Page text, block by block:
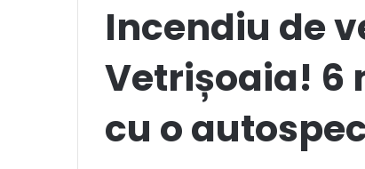
Incendiu de
Vetrișoaia! 6
cu o